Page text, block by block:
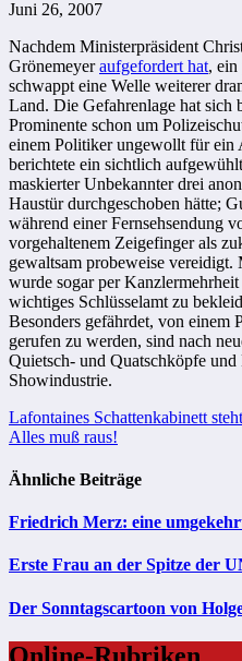
Juni 26, 2007
Nachdem Ministerpräsident
Grönemeyeraufgefordert hat, ein
schwappt eine Welle weiterer
Land. Die Gefahrenlage hat sich
Prominente schon um
einem Politiker ungewollt für ein
berichtete ein sichtlich
maskierter Unbekannter drei
Haustür durchgeschoben hätte;
während einer Fernsehsendung
vorgehaltenem Zeigefinger als
gewaltsam probeweise
wurde sogar per
wichtiges Schlüsselamt zu
Besonders gefährdet, von
gerufen zu werden, sind nach
Quietsch- und Quatschköpfe und
Showindustrie.
Beitragsnavigation
Lafontaines Schattenkabinett
Alles muß raus!
Ähnliche Beiträge
Friedrich Merz: eine
Erste Frau an der Spitze der
Der Sonntagscartoon von